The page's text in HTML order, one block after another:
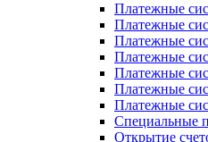
Платежные
Платежные
Платежные
Платежные
Платежные
Платежные
Платежные
Специальные
Открытие